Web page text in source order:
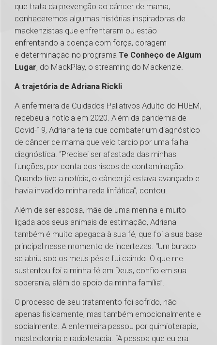
que trata da prevenção ao câncer de mama,
conheceremos algumas histórias inspiradoras de
mackenzistas que enfrentaram ou estão
enfrentando a doença com força, coragem
e determinação no programa Te Conheço de Algum
Lugar, do MackPlay, o streaming do Mackenzie.
A trajetória de Adriana Rickli
A enfermeira de Cuidados Paliativos Adulto do HUEM,
recebeu a notícia em 2020. Além da pandemia de
Covid-19, Adriana teria que combater um diagnóstico
de câncer de mama que veio tardio por uma falha
diagnóstica. “Precisei ser afastada das minhas
funções, por conta dos riscos de contaminação.
Quando tive a notícia, o câncer já estava avançado e
havia invadido minha rede linfática”, contou.
Além de ser esposa, mãe de uma menina e muito
ligada aos seus animais de estimação, Adriana
também é muito apegada à sua fé, que foi a sua base
principal nesse momento de incertezas. “Um buraco
se abriu sob os meus pés e fui caindo. O que me
sustentou foi a minha fé em Deus, confio em sua
soberania, além do apoio da minha família”.
O processo de seu tratamento foi sofrido, não
apenas fisicamente, mas também emocionalmente e
socialmente. A enfermeira passou por quimioterapia,
mastectomia e radioterapia. “A pessoa que eu era